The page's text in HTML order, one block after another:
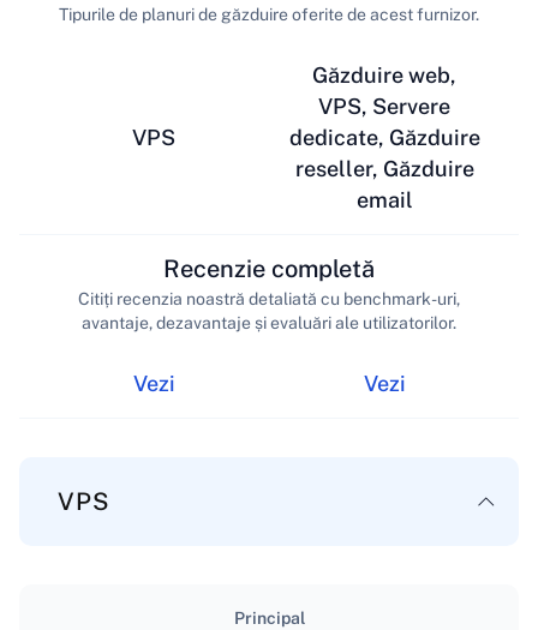
VPS
Tipurile de planuri de găzduire oferite de acest furnizor.
Găzduire web,
VPS, Servere
dedicate, Găzduire
reseller, Găzduire
email
Vezi
Recenzie completă
Citiți recenzia noastră detaliată cu benchmark-uri,
avantaje, dezavantaje și evaluări ale utilizatorilor.
Vezi
VPS
Principal